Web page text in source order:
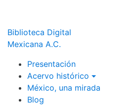
Biblioteca Digital
Mexicana A.C.
Presentación
Acervo histórico
México, una mirada
Blog